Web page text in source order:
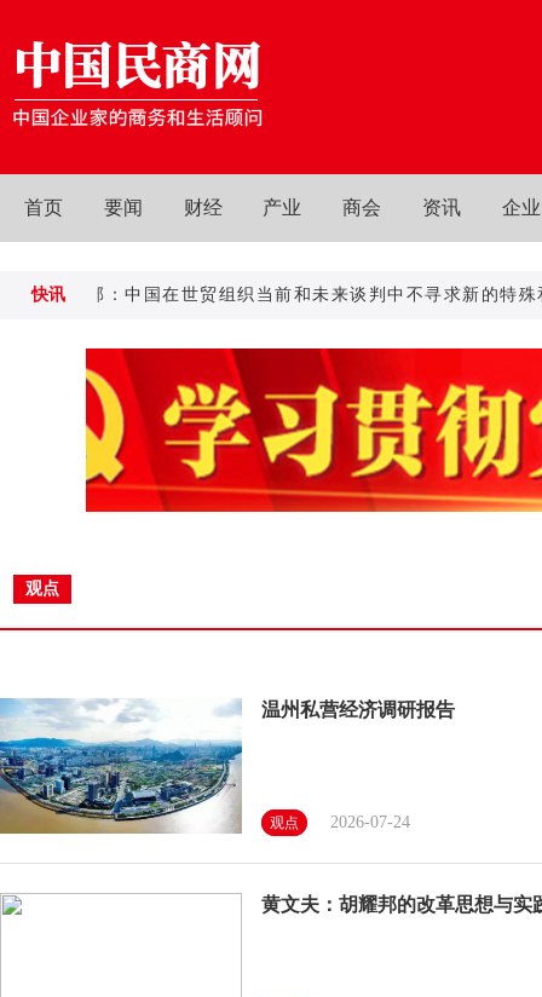
首页 要闻 财经 产业 商会 资讯 企业
快讯
务部：中国在世贸组织当前和未来谈判中不寻求新的特殊和差别
观点
温州私营经济调研报告
观点 2026-07-24
黄文夫：胡耀邦的改革思想与实